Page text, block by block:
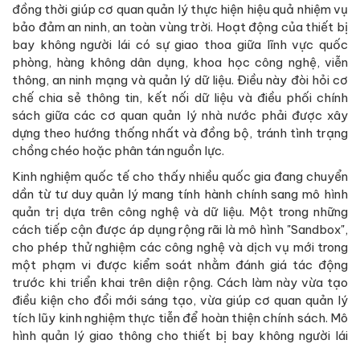
đồng thời giúp cơ quan quản lý thực hiện hiệu quả nhiệm vụ
bảo đảm an ninh, an toàn vùng trời. Hoạt động của thiết bị
bay không người lái có sự giao thoa giữa lĩnh vực quốc
phòng, hàng không dân dụng, khoa học công nghệ, viễn
thông, an ninh mạng và quản lý dữ liệu. Điều này đòi hỏi cơ
chế chia sẻ thông tin, kết nối dữ liệu và điều phối chính
sách giữa các cơ quan quản lý nhà nước phải được xây
dựng theo hướng thống nhất và đồng bộ, tránh tình trạng
chồng chéo hoặc phân tán nguồn lực.
Kinh nghiệm quốc tế cho thấy nhiều quốc gia đang chuyển
dần từ tư duy quản lý mang tính hành chính sang mô hình
quản trị dựa trên công nghệ và dữ liệu. Một trong những
cách tiếp cận được áp dụng rộng rãi là mô hình "Sandbox",
cho phép thử nghiệm các công nghệ và dịch vụ mới trong
một phạm vi được kiểm soát nhằm đánh giá tác động
trước khi triển khai trên diện rộng. Cách làm này vừa tạo
điều kiện cho đổi mới sáng tạo, vừa giúp cơ quan quản lý
tích lũy kinh nghiệm thực tiễn để hoàn thiện chính sách. Mô
hình quản lý giao thông cho thiết bị bay không người lái